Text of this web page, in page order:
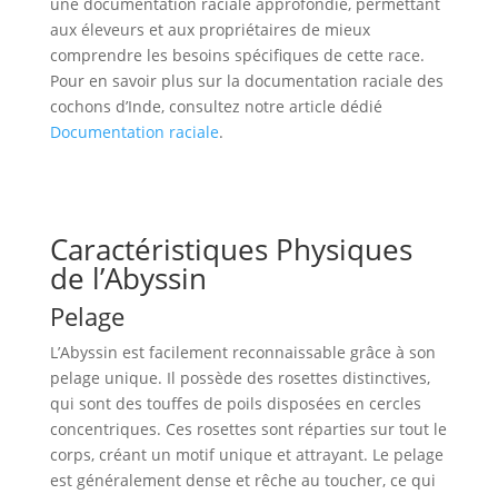
une documentation raciale approfondie, permettant
aux éleveurs et aux propriétaires de mieux
comprendre les besoins spécifiques de cette race.
Pour en savoir plus sur la documentation raciale des
cochons d’Inde, consultez notre article dédié
Documentation raciale.
Caractéristiques Physiques
de l’Abyssin
Pelage
L’Abyssin est facilement reconnaissable grâce à son
pelage unique. Il possède des rosettes distinctives,
qui sont des touffes de poils disposées en cercles
concentriques. Ces rosettes sont réparties sur tout le
corps, créant un motif unique et attrayant. Le pelage
est généralement dense et rêche au toucher, ce qui